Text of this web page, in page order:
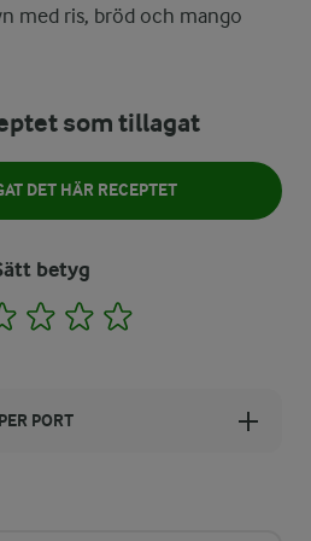
med ris, bröd och mango
som tillagat
DET HÄR RECEPTET
betyg
2 3 4
PORT